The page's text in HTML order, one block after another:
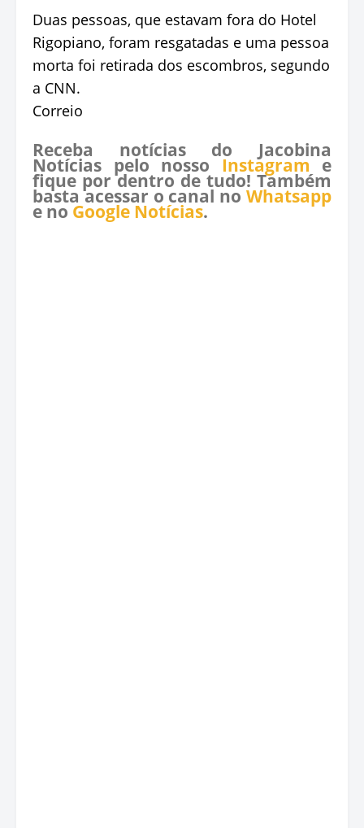
Duas pessoas, que estavam fora do Hotel
Rigopiano, foram resgatadas e uma pessoa
morta foi retirada dos escombros, segundo
a CNN.
Correio
Receba notícias do Jacobina
Notícias pelo nosso Instagram e
fique por dentro de tudo! Também
basta acessar o canal no Whatsapp
e no Google Notícias.